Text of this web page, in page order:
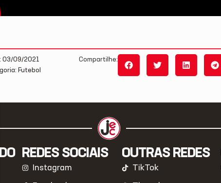
03/09/2021
Futebol
Compartilhe:
REDES SOCIAIS
Instagram
OUTRAS REDES
TikTok